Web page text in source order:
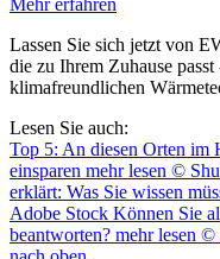
Mehr erfahren
Lassen Sie sich jetzt von
die zu Ihrem Zuhause
klimafreundlichen
Lesen Sie auch:
Top 5: An diesen Orten im
einsparen mehr lesen ©
erklärt: Was Sie wissen
Adobe Stock Können Sie
beantworten? mehr lesen ©